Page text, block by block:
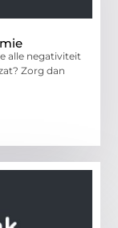
alle negativiteit
Zorg dan